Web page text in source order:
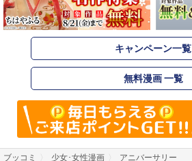
キャンペーン一覧
無料漫画 一覧
ブッコミ 少女･女性漫画 アニバーサリー